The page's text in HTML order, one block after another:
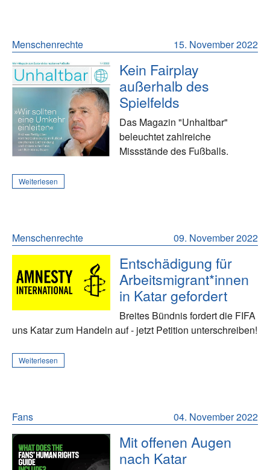
15. November 2022
Menschenrechte
Kein Fairplay
außerhalb des
Spielfelds
Das Magazin "Unhaltbar"
beleuchtet zahlreiche
Missstände des Fußballs.
Weiterlesen
09. November 2022
Menschenrechte
Entschädigung für
Arbeitsmigrant*innen
in Katar gefordert
Breites Bündnis fordert die FIFA
uns Katar zum Handeln auf - jetzt Petition unterschreiben!
Weiterlesen
04. November 2022
Fans
Mit offenen Augen
nach Katar